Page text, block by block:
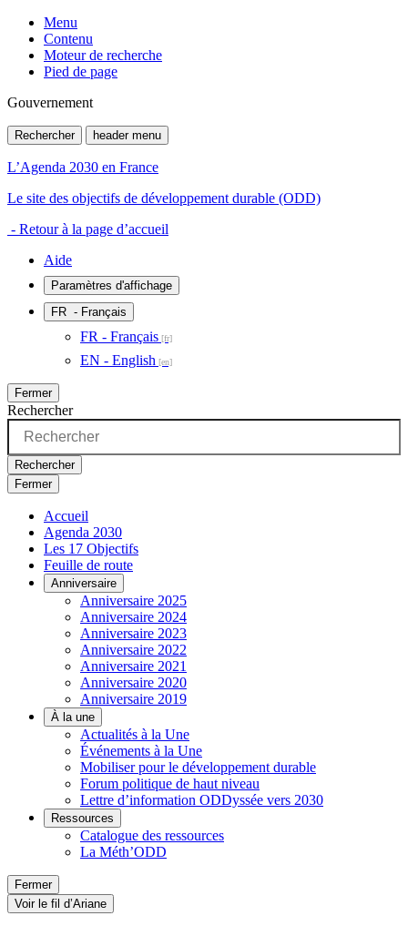
Menu
Contenu
Moteur de recherche
Pied de page
Gouvernement
Rechercher header menu
L’Agenda 2030 en France
Le site des objectifs de développement durable (ODD)
- Retour à la page d’accueil
Aide
Paramètres d'affichage
FR - Français
FR - Français
EN - English
Fermer
Rechercher
Rechercher
Fermer
Accueil
Agenda 2030
Les 17 Objectifs
Feuille de route
Anniversaire
Anniversaire 2025
Anniversaire 2024
Anniversaire 2023
Anniversaire 2022
Anniversaire 2021
Anniversaire 2020
Anniversaire 2019
À la une
Actualités à la Une
Événements à la Une
Mobiliser pour le développement durable
Forum politique de haut niveau
Lettre d’information ODDyssée vers 2030
Ressources
Catalogue des ressources
La Méth’ODD
Fermer
Voir le fil d’Ariane